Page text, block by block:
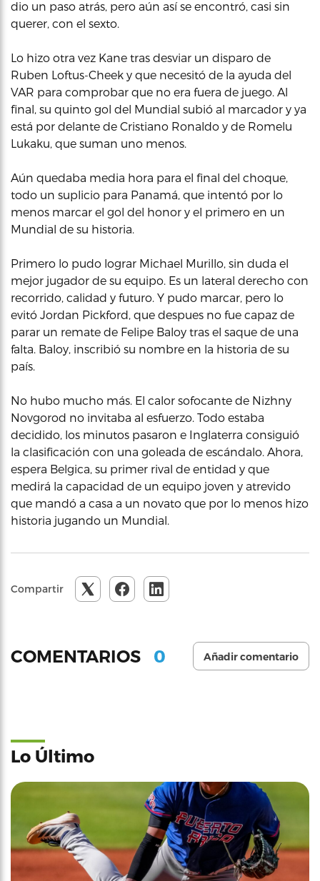
dio un paso atrás, pero aún así se encontró, casi sin
querer, con el sexto.
Lo hizo otra vez Kane tras desviar un disparo de
Ruben Loftus-Cheek y que necesitó de la ayuda del
VAR para comprobar que no era fuera de juego. Al
final, su quinto gol del Mundial subió al marcador y ya
está por delante de Cristiano Ronaldo y de Romelu
Lukaku, que suman uno menos.
Aún quedaba media hora para el final del choque,
todo un suplicio para Panamá, que intentó por lo
menos marcar el gol del honor y el primero en un
Mundial de su historia.
Primero lo pudo lograr Michael Murillo, sin duda el
mejor jugador de su equipo. Es un lateral derecho con
recorrido, calidad y futuro. Y pudo marcar, pero lo
evitó Jordan Pickford, que despues no fue capaz de
parar un remate de Felipe Baloy tras el saque de una
falta. Baloy, inscribió su nombre en la historia de su
país.
No hubo mucho más. El calor sofocante de Nizhny
Novgorod no invitaba al esfuerzo. Todo estaba
decidido, los minutos pasaron e Inglaterra consiguió
la clasificación con una goleada de escándalo. Ahora,
espera Belgica, su primer rival de entidad y que
medirá la capacidad de un equipo joven y atrevido
que mandó a casa a un novato que por lo menos hizo
historia jugando un Mundial.
Compartir
COMENTARIOS 0 Añadir comentario
Lo Último